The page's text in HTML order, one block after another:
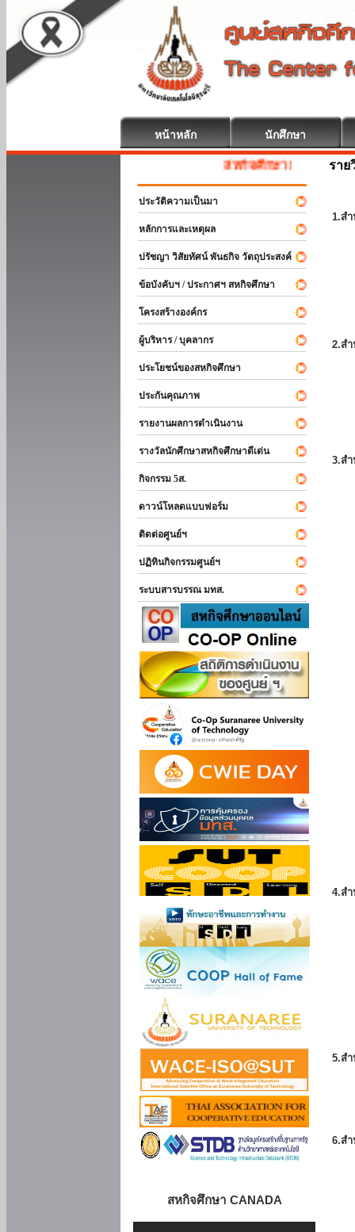
หน้าหลัก นักศึกษา
สหกิจศึกษา ยินดีต้อนรับ
ประวัติความเป็นมา
หลักการและเหตุผล
ปรัชญา วิสัยทัศน์ พันธกิจ วัตถุประสงค์
ข้อบังคับฯ / ประกาศฯ สหกิจศึกษา
โครงสร้างองค์กร
ผู้บริหาร / บุคลากร
ประโยชน์ของสหกิจศึกษา
ประกันคุณภาพ
รายงานผลการดำเนินงาน
รางวัลนักศึกษาสหกิจศึกษาดีเด่น
กิจกรรม 5ส.
ดาวน์โหลดแบบฟอร์ม
ติดต่อศูนย์ฯ
ปฏิทินกิจกรรมศูนย์ฯ
ระบบสารบรรณ มทส.
สหกิจศึกษา CANADA
ราย
1.ส
2.ส
3.ส
4.ส
5.ส
6.ส